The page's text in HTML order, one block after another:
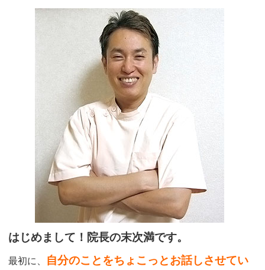
はじめまして！院長の末次満です。
最初に、
自分のことをちょこっとお話しさせてい